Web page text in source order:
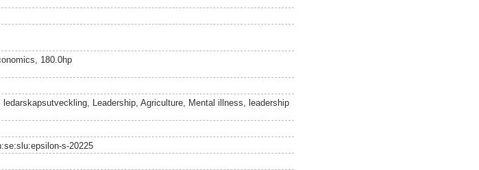
180.0hp
Leadership, Agriculture, Mental illness, leadership
s-20225